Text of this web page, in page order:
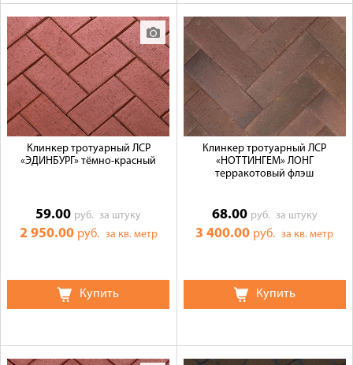
Клинкер тротуарный ЛСР
«ЭДИНБУРГ» тёмно-красный
59.00 руб.за штуку
2 950.00 руб. за кв. метр
Купить
Клинкер тротуарный ЛСР
«НОТТИНГЕМ» ЛОНГ
терракотовый флэш
68.00 руб. за штуку
3 400.00 руб.за кв. метр
Купить